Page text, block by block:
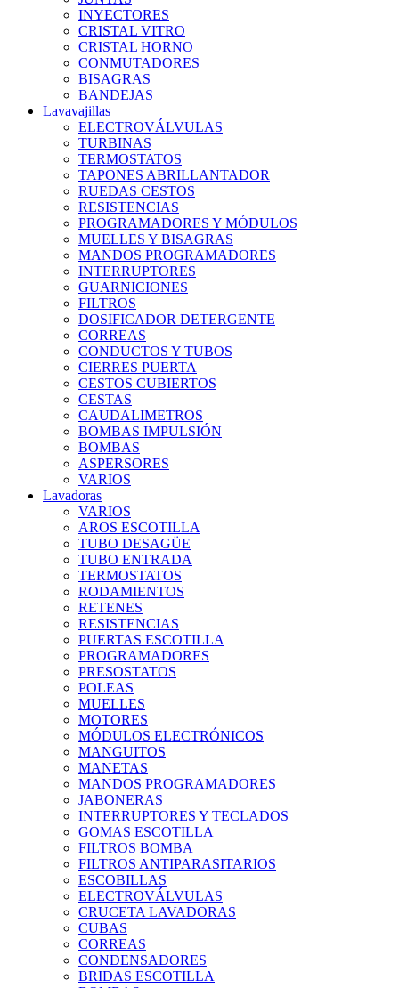
INYECTORES
CRISTAL VITRO
CRISTAL HORNO
CONMUTADORES
BISAGRAS
BANDEJAS
Lavavajillas
ELECTROVÁLVULAS
TURBINAS
TERMOSTATOS
TAPONES ABRILLANTADOR
RUEDAS CESTOS
RESISTENCIAS
PROGRAMADORES Y MÓDULOS
MUELLES Y BISAGRAS
MANDOS PROGRAMADORES
INTERRUPTORES
GUARNICIONES
FILTROS
DOSIFICADOR DETERGENTE
CORREAS
CONDUCTOS Y TUBOS
CIERRES PUERTA
CESTOS CUBIERTOS
CESTAS
CAUDALIMETROS
BOMBAS IMPULSIÓN
BOMBAS
ASPERSORES
VARIOS
Lavadoras
VARIOS
AROS ESCOTILLA
TUBO DESAGÜE
TUBO ENTRADA
TERMOSTATOS
RODAMIENTOS
RETENES
RESISTENCIAS
PUERTAS ESCOTILLA
PROGRAMADORES
PRESOSTATOS
POLEAS
MUELLES
MOTORES
MÓDULOS ELECTRÓNICOS
MANGUITOS
MANETAS
MANDOS PROGRAMADORES
JABONERAS
INTERRUPTORES Y TECLADOS
GOMAS ESCOTILLA
FILTROS BOMBA
FILTROS ANTIPARASITARIOS
ESCOBILLAS
ELECTROVÁLVULAS
CRUCETA LAVADORAS
CUBAS
CORREAS
CONDENSADORES
BRIDAS ESCOTILLA